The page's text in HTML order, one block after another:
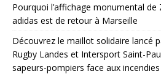
Pourquoi l’affichage monumental de
adidas est de retour à Marseille
Découvrez le maillot solidaire lancé
Rugby Landes et Intersport Saint-
sapeurs-pompiers face aux